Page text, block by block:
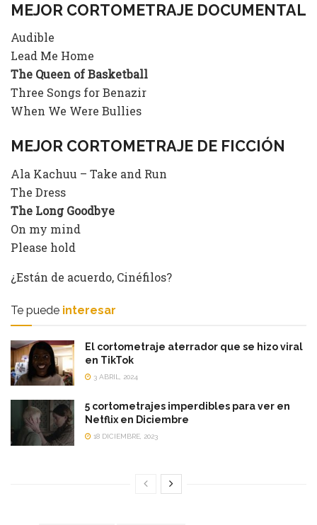
MEJOR CORTOMETRAJE DOCUMENTAL
Audible
Lead Me Home
The Queen of Basketball
Three Songs for Benazir
When We Were Bullies
MEJOR CORTOMETRAJE DE FICCIÓN
Ala Kachuu – Take and Run
The Dress
The Long Goodbye
On my mind
Please hold
¿Están de acuerdo, Cinéfilos?
Te puede interesar
El cortometraje aterrador que se hizo viral
en TikTok
3 ABRIL, 2024
5 cortometrajes imperdibles para ver en
Netflix en Diciembre
18 DICIEMBRE, 2023